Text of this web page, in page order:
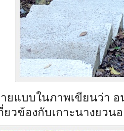
ยแบบในภาพเขียนว่า
วข้องกับเกาะนางยวนอ